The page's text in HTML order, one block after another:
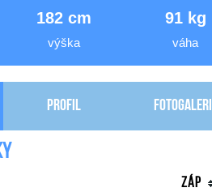
182 cm
výška
91 kg
váha
Profil
Záp